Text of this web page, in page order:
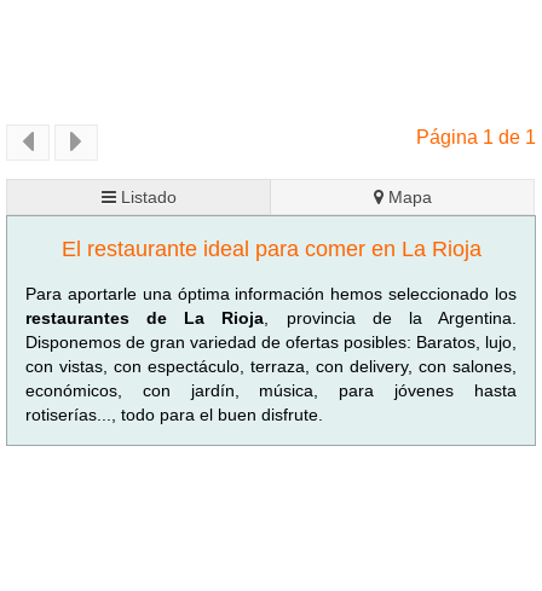
Página 1 de 1
Listado Mapa
El restaurante ideal para comer en La Rioja
Para aportarle una óptima información hemos seleccionado los
restaurantes de La Rioja , provincia de la Argentina.
Disponemos de gran variedad de ofertas posibles: Baratos, lujo,
con vistas, con espectáculo, terraza, con delivery, con salones,
económicos, con jardín, música, para jóvenes hasta
rotiserías..., todo para el buen disfrute.